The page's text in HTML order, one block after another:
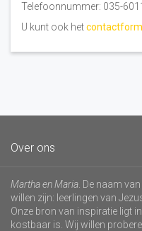
Telefoonnummer: 035-
U kunt ook het
Over ons
Martha en Maria . De naam
willen zijn: leerlingen van
Onze bron van inspiratie ligt
kostbaar is. Wij willen